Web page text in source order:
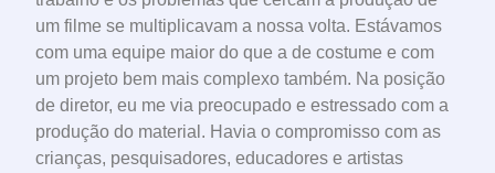
um filme se multiplicavam a nossa volta. Estávamos
com uma equipe maior do que a de costume e com
um projeto bem mais complexo também. Na posição
de diretor, eu me via preocupado e estressado com a
produção do material. Havia o compromisso com as
crianças, pesquisadores, educadores e artistas